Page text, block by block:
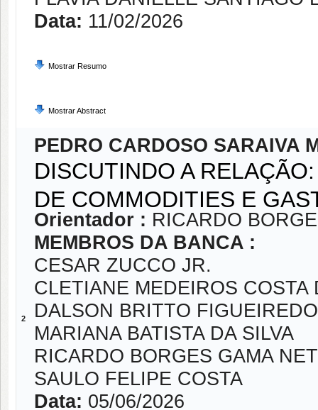
Data: 11/02/2026
Mostrar Resumo
Mostrar Abstract
2
PEDRO CARDOSO SARAIVA
DISCUTINDO A
DE COMMODITIES E
Orientador : RICARDO
MEMBROS DA BANCA :
CESAR ZUCCO JR.
CLETIANE MEDEIROS COSTA
DALSON BRITTO
MARIANA BATISTA DA SILVA
RICARDO BORGES GAMA
SAULO FELIPE COSTA
Data: 05/06/2026